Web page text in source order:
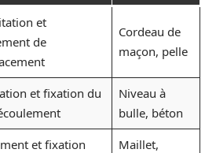
et
de
Cordeau de
maçon, pelle
et fixation du
Niveau à
bulle, béton
et fixation
Maillet,